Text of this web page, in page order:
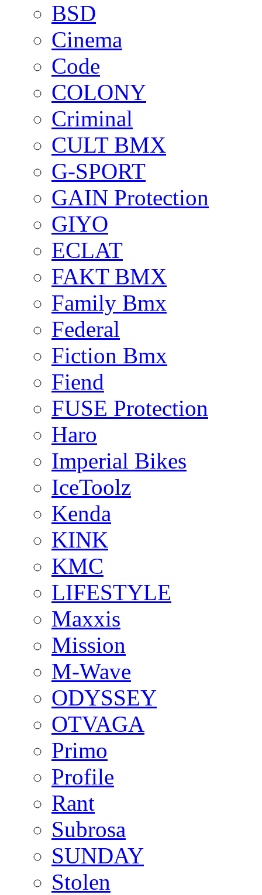
BSD
Cinema
Code
COLONY
Criminal
CULT BMX
G-SPORT
GAIN Protection
GIYO
ECLAT
FAKT BMX
Family Bmx
Federal
Fiction Bmx
Fiend
FUSE Protection
Haro
Imperial Bikes
IceToolz
Kenda
KINK
KMC
LIFESTYLE
Maxxis
Mission
M-Wave
ODYSSEY
OTVAGA
Primo
Profile
Rant
Subrosa
SUNDAY
Stolen